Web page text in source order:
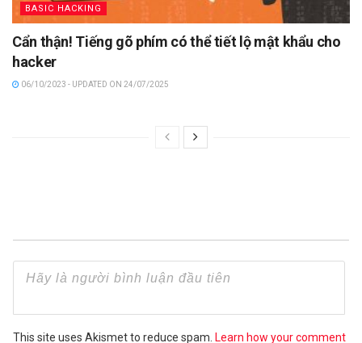
BASIC HACKING
Cẩn thận! Tiếng gõ phím có thể tiết lộ mật khẩu cho
hacker
06/10/2023 - UPDATED ON 24/07/2025
This site uses Akismet to reduce spam. Learn how your comment